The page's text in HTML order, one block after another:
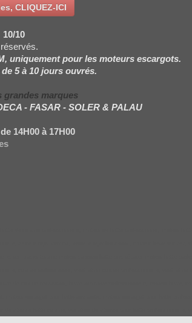
CLIQUEZ-ICI
10
uniquement pour les moteurs escargots.
5 à 10 jours ouvrés.
grandes marques
- FASAR - SOLER & PALAU
14H00 à 17H00